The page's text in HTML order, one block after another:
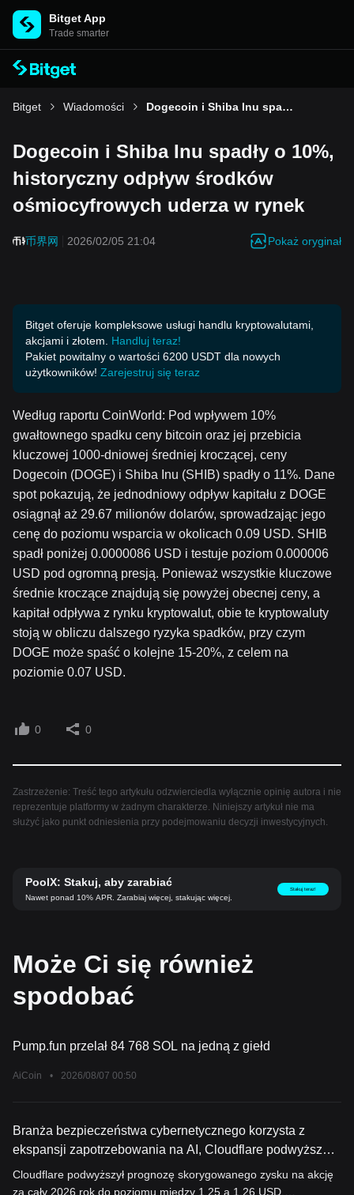
Bitget App
Trade smarter
Bitget Wiadomości Dogecoin i Shiba Inu spadły o 10%, historyczny odpływ środków ośmiocyfrowych uderza w rynek
Dogecoin i Shiba Inu spadły o 10%,
historyczny odpływ środków
ośmiocyfrowych uderza w rynek
币界网 2026/02/05 21:04 Pokaż oryginał
Bitget oferuje kompleksowe usługi handlu kryptowalutami,
akcjami i złotem.
Handluj teraz!
Pakiet powitalny o wartości 6200 USDT dla nowych
użytkowników! Zarejestruj się teraz
Według raportu CoinWorld: Pod wpływem 10%
gwałtownego spadku ceny bitcoin oraz jej przebicia
kluczowej 1000-dniowej średniej kroczącej, ceny
Dogecoin (DOGE) i Shiba Inu (SHIB) spadły o 11%. Dane
spot pokazują, że jednodniowy odpływ kapitału z DOGE
osiągnął aż 29.67 milionów dolarów, sprowadzając jego
cenę do poziomu wsparcia w okolicach 0.09 USD. SHIB
spadł poniżej 0.0000086 USD i testuje poziom 0.000006
USD pod ogromną presją. Ponieważ wszystkie kluczowe
średnie kroczące znajdują się powyżej obecnej ceny, a
kapitał odpływa z rynku kryptowalut, obie te kryptowaluty
stoją w obliczu dalszego ryzyka spadków, przy czym
DOGE może spaść o kolejne 15-20%, z celem na
poziomie 0.07 USD.
0 0
Zastrzeżenie: Treść tego artykułu odzwierciedla wyłącznie opinię autora i nie
reprezentuje platformy w żadnym charakterze. Niniejszy artykuł nie ma
służyć jako punkt odniesienia przy podejmowaniu decyzji inwestycyjnych.
PoolX: Stakuj, aby zarabiać
Nawet ponad 10% APR. Zarabiaj więcej, stakując więcej.
Stakuj teraz!
Może Ci się również
spodobać
Pump.fun przelał 84 768 SOL na jedną z giełd
AiCoin • 2026/08/07 00:50
Branża bezpieczeństwa cybernetycznego korzysta z
ekspansji zapotrzebowania na AI, Cloudflare podwyższa
prognozę rocznych zysków
Cloudflare podwyższył prognozę skorygowanego zysku na akcję
za cały 2026 rok do poziomu między 1,25 a 1,26 USD,